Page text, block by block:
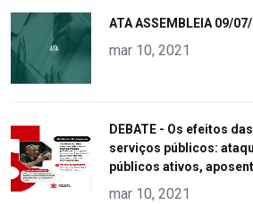
alt="product">
ATA ASSEMBLEIA 09/
mar 10, 2021
alt="product">
DEBATE - Os efeitos
serviços públicos:
públicos ativos,
mar 10, 2021